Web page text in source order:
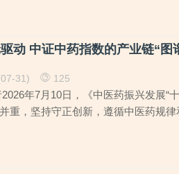
动 中证中药指数的产业链“图
31) 125
2026年7月10日，《中医药振兴发展“
重，坚持守正创新，遵循中医药规律